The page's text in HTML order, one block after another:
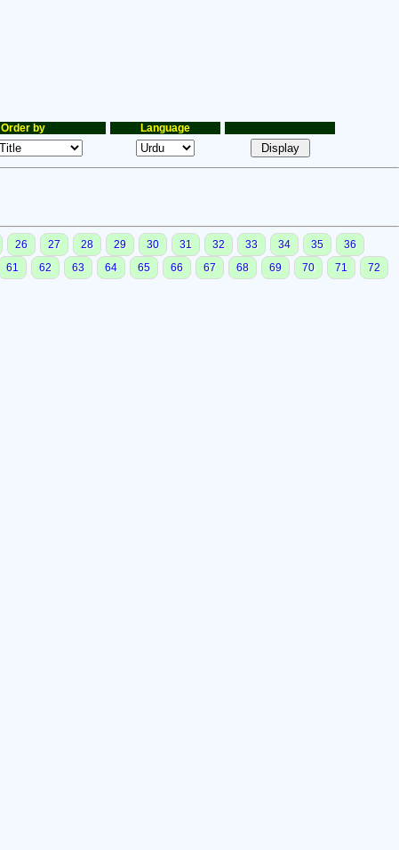
Order by Language
26 27 28 29 30 31 32 33 34 35
36
61 62 63 64 65 66 67 68 69 70 71
72